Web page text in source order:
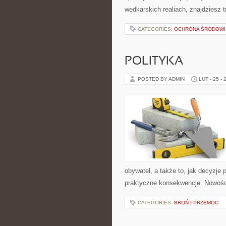
wędkarskich realiach, znajdziesz
CATEGORIES: OCHRONA
POLITYKA
POSTED BY ADMIN LUT - 25 -
obywatel, a także to, jak decyzje
praktyczne konsekwencje.
CATEGORIES: BROŃ I PRZEMOC